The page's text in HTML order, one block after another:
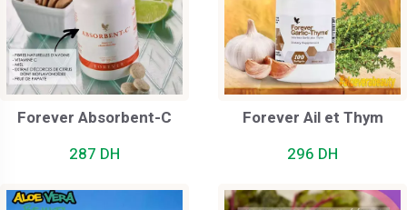
Forever Absorbent-C
287 DH
Forever Ail et Thym
296 DH